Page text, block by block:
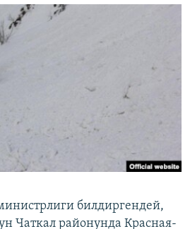
билдиргендей,
Чаткал районунда Красная-